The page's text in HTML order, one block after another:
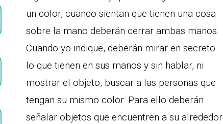
un color, cuando sientan que tienen una cosa
sobre la mano deberán cerrar ambas manos.
Cuando yo indique, deberán mirar en secreto
lo que tienen en sus manos y sin hablar, ni
mostrar el objeto, buscar a las personas que
tengan su mismo color. Para ello deberán
señalar objetos que encuentren a su alrededor